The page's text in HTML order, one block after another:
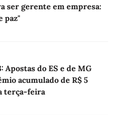
ser gerente em empresa:
paz"
Apostas do ES e de MG
acumulado de R$ 5
terça-feira